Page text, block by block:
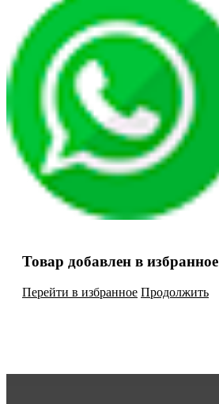
Товар добавлен в избранное
Перейти в избранное Продолжить